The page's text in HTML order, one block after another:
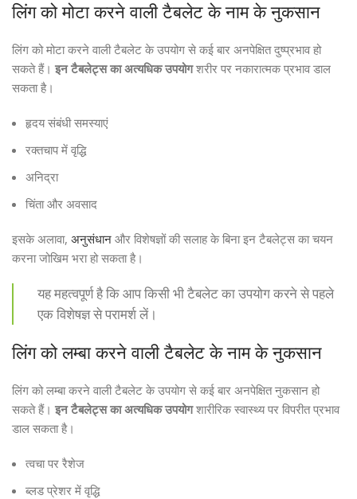
लिंग को मोटा करने वाली टैबलेट के नाम के नुकसान
लिंग को मोटा करने वाली टैबलेट के उपयोग से कई बार अनपेक्षित दुष्प्रभाव हो
सकते हैं। इन टैबलेट्स का अत्यधिक उपयोगशरीर पर नकारात्मक प्रभाव डाल
सकता है।
हृदय संबंधी समस्याएं
रक्तचाप में वृद्धि
अनिद्रा
चिंता और अवसाद
इसके अलावा, अनुसंधान और विशेषज्ञों की सलाह के बिना इन टैबलेट्स का चयन
करना जोखिम भरा हो सकता है।
यह महत्वपूर्ण है कि आप किसी भी टैबलेट का उपयोग करने से पहले
एक विशेषज्ञ से परामर्श लें।
लिंग को लम्बा करने वाली टैबलेट के नाम के नुकसान
लिंग को लम्बा करने वाली टैबलेट के उपयोग से कई बार अनपेक्षित नुकसान हो
सकते हैं। इन टैबलेट्स का अत्यधिक उपयोगशारीरिक स्वास्थ्य पर विपरीत प्रभाव
डाल सकता है।
त्वचा पर रैशेज
ब्लड प्रेशर में वृद्धि